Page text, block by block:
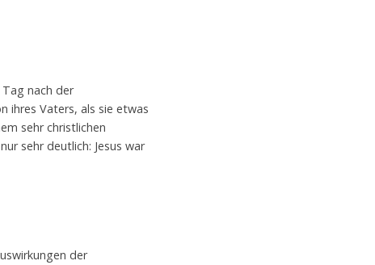
nach der
ihres Vaters, als sie etwas
sehr christlichen
sehr deutlich: Jesus war
der